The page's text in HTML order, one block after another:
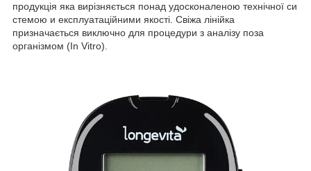
продукція яка вирізняється понад удосконаленою технічної си
стемою и експлуатаційними якості. Свіжа лінійка
призначається виключно для процедури з аналізу поза
організмом (In Vitro).